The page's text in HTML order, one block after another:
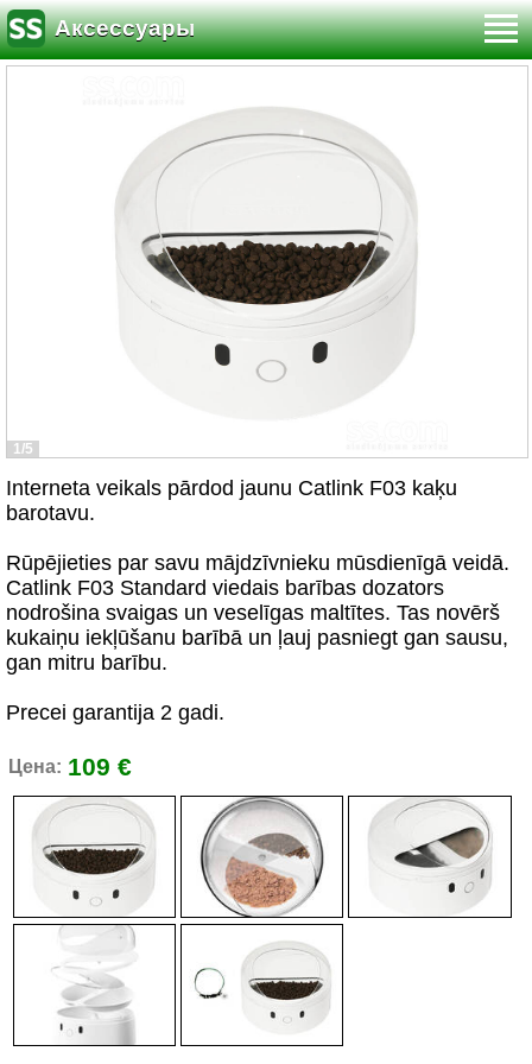
Аксессуары
1/5
Interneta veikals pārdod jaunu Catlink F03 kaķu
barotavu.
Rūpējieties par savu mājdzīvnieku mūsdienīgā veidā.
Catlink F03 Standard viedais barības dozators
nodrošina svaigas un veselīgas maltītes. Tas novērš
kukaiņu iekļūšanu barībā un ļauj pasniegt gan sausu,
gan mitru barību.
Precei garantija 2 gadi.
Цена: 109 €